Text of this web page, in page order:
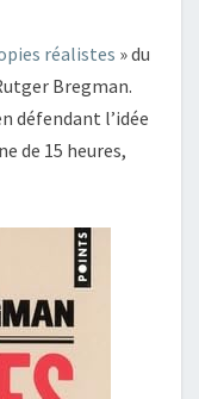
réalistes » du
Bregman.
défendant l’idée
de 15 heures,